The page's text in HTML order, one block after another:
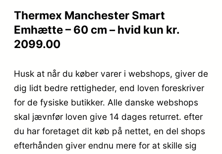
Thermex Manchester Smart
Emhætte – 60 cm – hvid kun kr.
2099.00
Husk at når du køber varer i webshops, giver de
dig lidt bedre rettigheder, end loven foreskriver
for de fysiske butikker. Alle danske webshops
skal jævnfør loven give 14 dages returret. efter
du har foretaget dit køb på nettet, en del shops
efterhånden giver endnu mere for at skille sig